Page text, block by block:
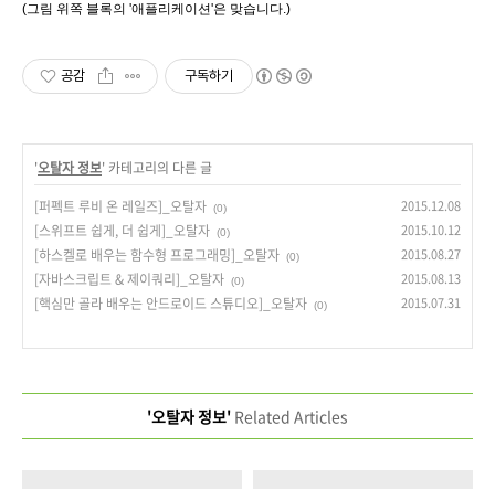
(그림 위쪽 블록의 '애플리케이션'은 맞습니다.)
공감 구독하기
'오탈자 정보' 카테고리의 다른 글
[퍼펙트 루비 온 레일즈]_오탈자 (0) 2015.12.08
[스위프트 쉽게, 더 쉽게]_오탈자 (0) 2015.10.12
[하스켈로 배우는 함수형 프로그래밍]_오탈자 (0) 2015.08.27
[자바스크립트 & 제이쿼리]_오탈자 (0) 2015.08.13
[핵심만 골라 배우는 안드로이드 스튜디오]_오탈자 (0) 2015.07.31
'오탈자 정보' Related Articles